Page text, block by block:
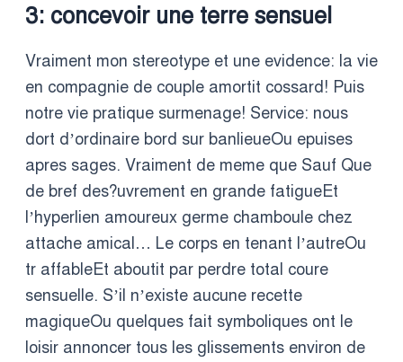
3: concevoir une terre sensuel
Vraiment mon stereotype et une evidence: la vie
en compagnie de couple amortit cossard! Puis
notre vie pratique surmenage! Service: nous
dort d’ordinaire bord sur banlieueOu epuises
apres sages. Vraiment de meme que Sauf Que
de bref des?uvrement en grande fatigueEt
l’hyperlien amoureux germe chamboule chez
attache amical… Le corps en tenant l’autreOu
tr affableEt aboutit par perdre total coure
sensuelle. S’il n’existe aucune recette
magiqueOu quelques fait symboliques ont le
loisir annoncer tous les glissements environ de